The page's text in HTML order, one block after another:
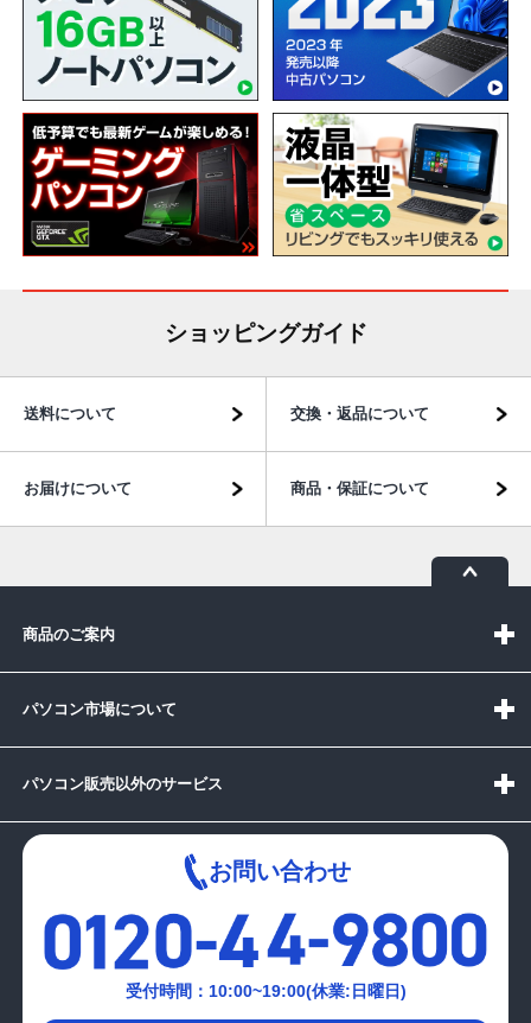
ショッピングガイド
送料について 交換・返品について
お届けについて 商品・保証について
商品のご案内
パソコン市場について
パソコン販売以外のサービス
お問い合わせ
受付時間：10:00~19:00(休業:日曜日)